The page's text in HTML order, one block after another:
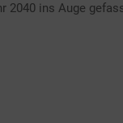
2040 ins Auge